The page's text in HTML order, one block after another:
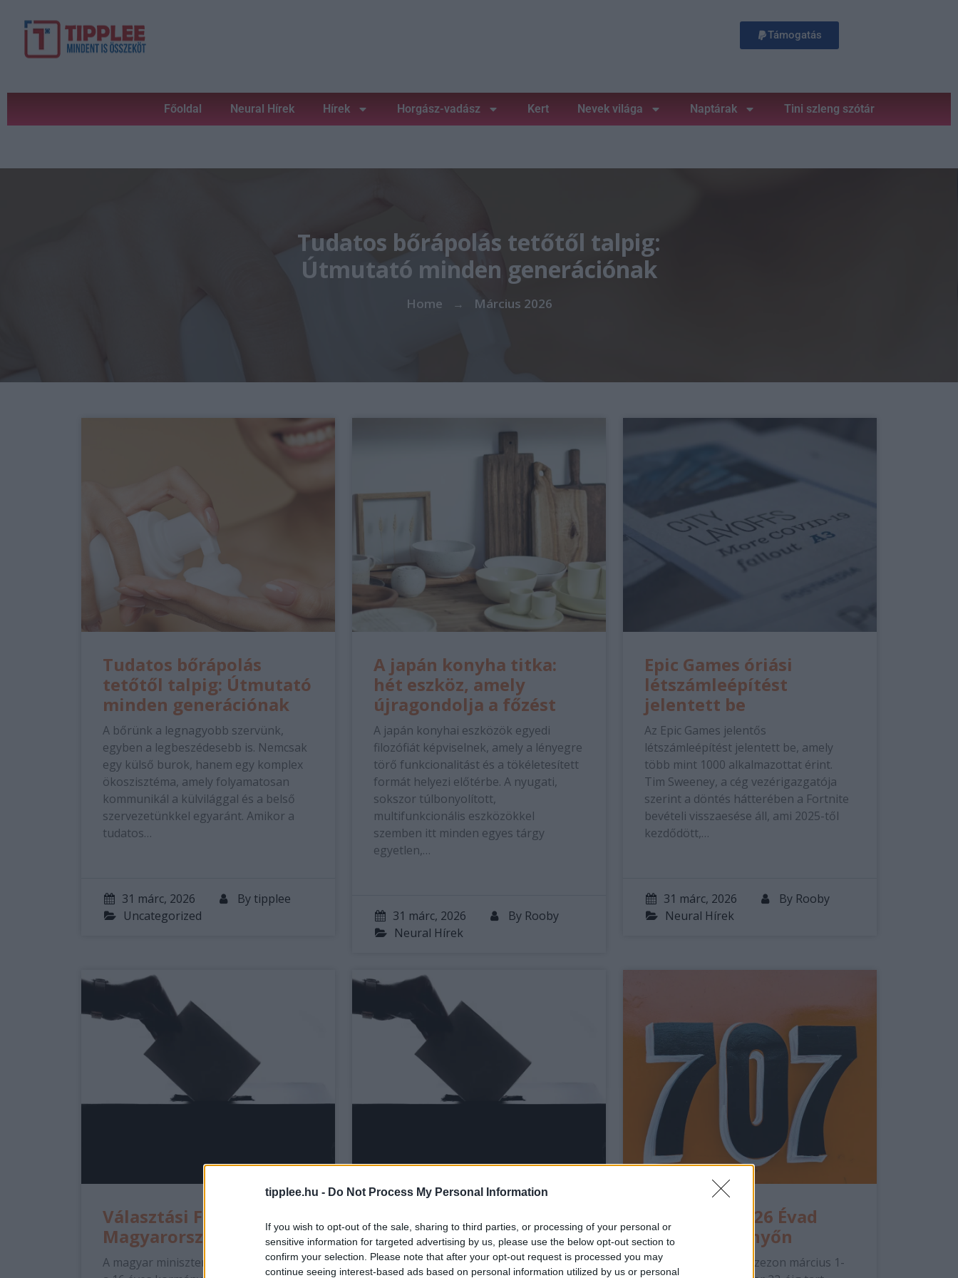
tipplee.hu - Do Not Process My Personal Information
If you wish to opt-out of the sale, sharing to third parties, or processing of your personal or
sensitive information for targeted advertising by us, please use the below opt-out section to
confirm your selection. Please note that after your opt-out request is processed you may
continue seeing interest-based ads based on personal information utilized by us or personal
Támogatás
Főoldal Neural Hírek Hírek Horgász-vadász Kert Nevek világa Naptárak Tini szleng szótár
Tudatos bőrápolás tetőtől talpig:
Útmutató minden generációnak
Home → Március 2026
Tudatos bőrápolás
tetőtől talpig: Útmutató
minden generációnak
A bőrünk a legnagyobb szervünk,
egyben a legbeszédesebb is. Nemcsak
egy külső burok, hanem egy komplex
ökoszisztéma, amely folyamatosan
kommunikál a külvilággal és a belső
szervezetünkkel egyaránt. Amikor a
tudatos…
31 márc, 2026 By tipplee
Uncategorized
A japán konyha titka:
hét eszköz, amely
újragondolja a főzést
A japán konyhai eszközök egyedi
filozófiát képviselnek, amely a lényegre
törő funkcionalitást és a tökéletesített
formát helyezi előtérbe. A nyugati,
sokszor túlbonyolított,
multifunkcionális eszközökkel
szemben itt minden egyes tárgy
egyetlen,…
31 márc, 2026 By Rooby
Neural Hírek
Epic Games óriási
létszámleépítést
jelentett be
Az Epic Games jelentős
létszámleépítést jelentett be, amely
több mint 1000 alkalmazottat érint.
Tim Sweeney, a cég vezérigazgatója
szerint a döntés hátterében a Fortnite
bevételi visszaesése áll, ami 2025-től
kezdődött,…
31 márc, 2026 By Rooby
Neural Hírek
Választási Fordulat
Magyarországon
A magyar miniszterelnök, Viktor Orbán
Magyarország a nyugat
csataterén
A MotoGP 2026 Évad
Teljes Képernyőn
A 2026-os MotoGP-szezon március 1-